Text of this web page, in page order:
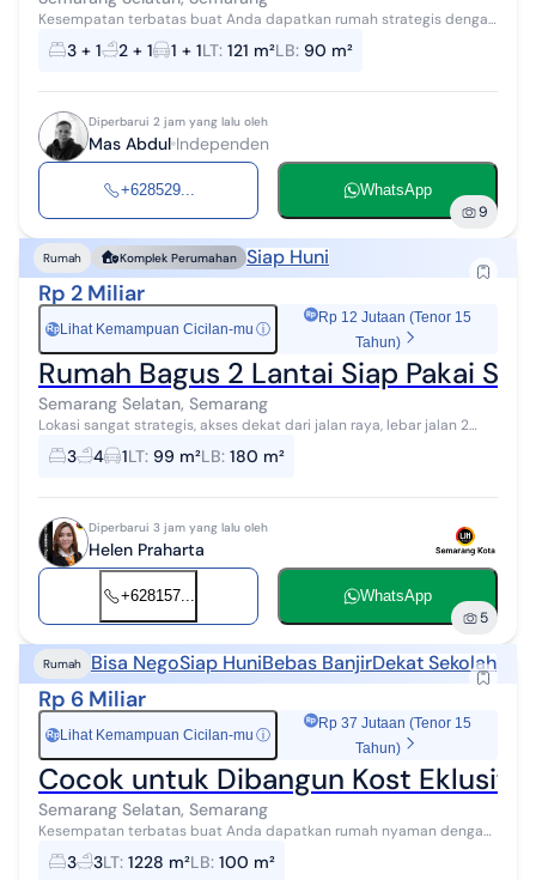
Kesempatan terbatas buat Anda dapatkan rumah strategis dengan
return investasi tinggi di Semarang Selatan, Semarang. Rumah ini
menawarkan kelengka...
3 + 1 2 + 1 1 + 1LT: 121 m²LB: 90 m²
Diperbarui 2 jam yang lalu oleh
Mas Abdul Independen
+628529... WhatsApp
9
Rumah Komplek Perumahan Siap Huni
Rp 2 Miliar
RpLihat Kemampuan Cicilan-mu ⓘ
Rp 12 Jutaan (Tenor 15
Tahun)
Rumah Bagus 2 Lantai Siap Pakai
Semarang Selatan, Semarang
Lokasi sangat strategis, akses dekat dari jalan raya, lebar jalan 2
mobil simpangan sangat lancar, keamanan 24 jam, sangat cocok
untuk tempat tingg...
3 4 1LT: 99 m²LB: 180 m²
Diperbarui 3 jam yang lalu oleh
Helen Praharta
+628157... WhatsApp
5
Rumah Bisa NegoSiap HuniBebas BanjirDekat Sekolah
Rp 6 Miliar
RpLihat Kemampuan Cicilan-mu ⓘ
Rp 37 Jutaan (Tenor 15
Tahun)
Cocok untuk Dibangun Kost
Semarang Selatan, Semarang
Kesempatan terbatas buat Anda dapatkan rumah nyaman dengan
return investasi tinggi di Semarang Selatan, Semarang. Rumah ini
menawarkan lokasi yang...
3 3LT: 1228 m²LB: 100 m²